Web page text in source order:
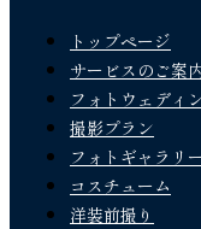
トップページ
サービスのご案
フォトウェディ
撮影プラン
フォトギャラリー
コスチューム
洋装前撮り